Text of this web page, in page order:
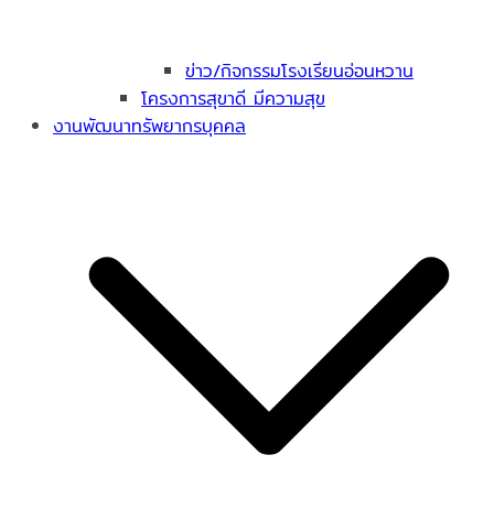
ข่าว/กิจกรรมโรงเรียนอ่อนหวาน
โครงการสุขาดี มีความสุข
งานพัฒนาทรัพยากรบุคคล